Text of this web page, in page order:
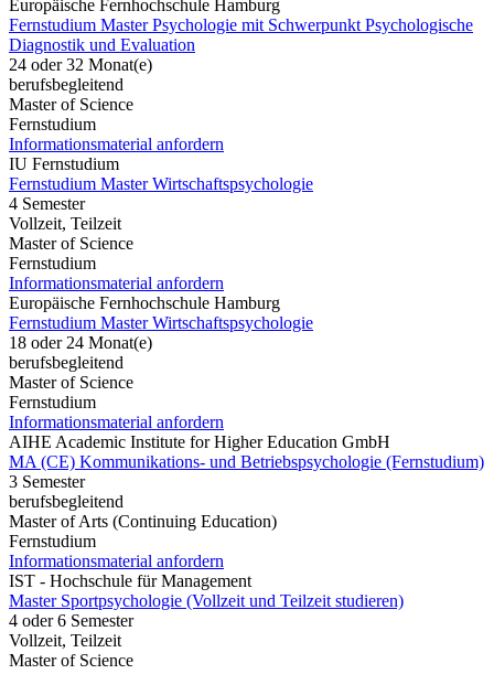
Europäische Fernhochschule Hamburg
Fernstudium Master Psychologie mit Schwerpunkt Psychologische
Diagnostik und Evaluation
24 oder 32 Monat(e)
berufsbegleitend
Master of Science
Fernstudium
Informationsmaterial anfordern
IU Fernstudium
Fernstudium Master Wirtschaftspsychologie
4 Semester
Vollzeit, Teilzeit
Master of Science
Fernstudium
Informationsmaterial anfordern
Europäische Fernhochschule Hamburg
Fernstudium Master Wirtschaftspsychologie
18 oder 24 Monat(e)
berufsbegleitend
Master of Science
Fernstudium
Informationsmaterial anfordern
AIHE Academic Institute for Higher Education GmbH
MA (CE) Kommunikations- und Betriebspsychologie (Fernstudium)
3 Semester
berufsbegleitend
Master of Arts (Continuing Education)
Fernstudium
Informationsmaterial anfordern
IST - Hochschule für Management
Master Sportpsychologie (Vollzeit und Teilzeit studieren)
4 oder 6 Semester
Vollzeit, Teilzeit
Master of Science